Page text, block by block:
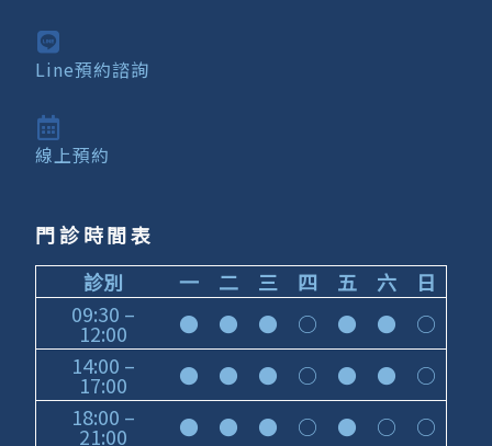
Line預約諮詢
線上預約
門診時間表
診別
一 二 三 四 五 六
日
09:30 –
12:00 ● ● ● ○ ● ●
○
14:00 –
17:00 ● ● ● ○ ● ●
○
18:00 –
21:00 ● ● ● ○ ● ○ ○